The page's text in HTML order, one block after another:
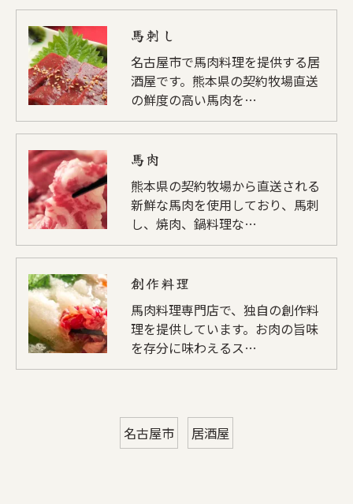
馬刺し
名古屋市で馬肉料理を提供する居
酒屋です。熊本県の契約牧場直送
の鮮度の高い馬肉を…
馬肉
熊本県の契約牧場から直送される
新鮮な馬肉を使用しており、馬刺
し、焼肉、鍋料理な…
創作料理
馬肉料理専門店で、独自の創作料
理を提供しています。お肉の旨味
を存分に味わえるス…
名古屋市 居酒屋